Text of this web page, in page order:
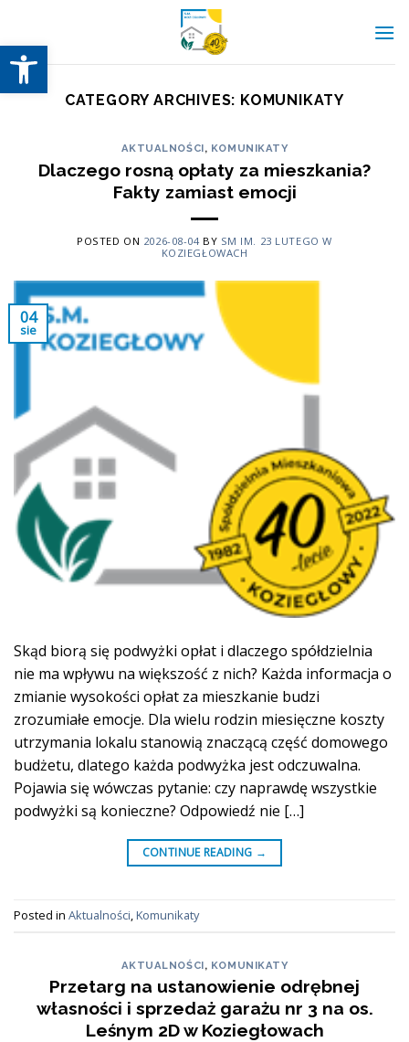
Otwórz pasek narzędzi
content
CATEGORY ARCHIVES: KOMUNIKATY
AKTUALNOŚCI, KOMUNIKATY
Dlaczego rosną opłaty za mieszkania?
Fakty zamiast emocji
POSTED ON 2026-08-04 BY SM IM. 23 LUTEGO W
KOZIEGŁOWACH
04
sie
Skąd biorą się podwyżki opłat i dlaczego spółdzielnia
nie ma wpływu na większość z nich? Każda informacja o
zmianie wysokości opłat za mieszkanie budzi
zrozumiałe emocje. Dla wielu rodzin miesięczne koszty
utrzymania lokalu stanowią znaczącą część domowego
budżetu, dlatego każda podwyżka jest odczuwalna.
Pojawia się wówczas pytanie: czy naprawdę wszystkie
podwyżki są konieczne? Odpowiedź nie […]
CONTINUE READING →
Posted in Aktualności,Komunikaty
AKTUALNOŚCI, KOMUNIKATY
Przetarg na ustanowienie odrębnej
własności i sprzedaż garażu nr 3 na os.
Leśnym 2D w Koziegłowach